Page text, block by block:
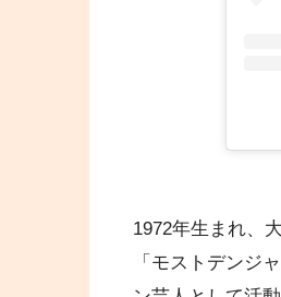
1972年生まれ、
「モストデンジ